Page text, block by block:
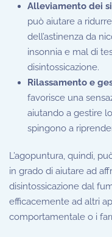
Alleviamento dei
può aiutare a
dell’astinenza da
insonnia e mal di
disintossicazione.
Rilassamento e
favorisce una
aiutando a gestire
spingono a
L’agopuntura, quindi,
in grado di aiutare ad
disintossicazione dal
efficacemente ad altri
comportamentale o i